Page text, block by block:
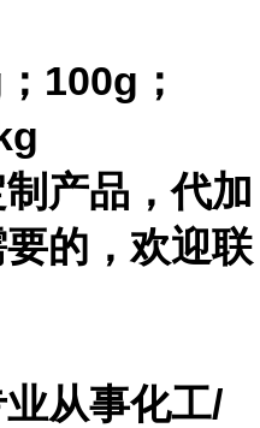
100g；
产品，代加
的，欢迎联
从事化工/